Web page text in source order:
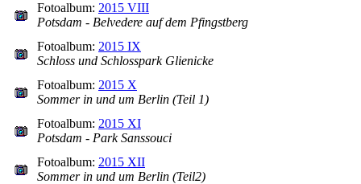
Fotoalbum: 2015 VIII
Potsdam - Belvedere auf dem Pfingstberg
Fotoalbum: 2015 IX
Schloss und Schlosspark Glienicke
Fotoalbum: 2015 X
Sommer in und um Berlin (Teil 1)
Fotoalbum: 2015 XI
Potsdam - Park Sanssouci
Fotoalbum: 2015 XII
Sommer in und um Berlin (Teil2)